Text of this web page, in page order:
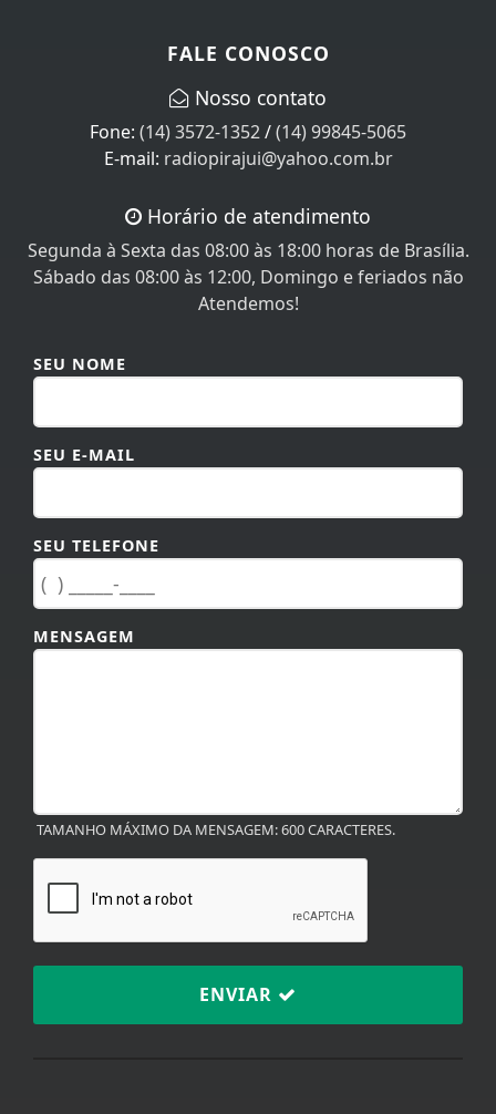
(14) 3572-1352/(14) 99845-5065
E-mail:radiopirajui@yahoo.com.br
Segunda à Sexta das 08:00 às 18:00 horas de Brasília.
Sábado das 08:00 às 12:00, Domingo e feriados não
Atendemos!
SEU E-MAIL
SEU TELEFONE
MENSAGEM
ENVIAR